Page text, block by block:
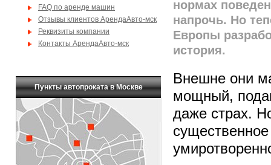
FAQ по аренде машин
Отзывы клиентов АрендаАвто-мск
Реквизиты компании
Контакты АрендаАвто-мск
Пункты автопроката в Москве
нормах
напрочь. Но
Европы
история.
Внешне они
мощный,
даже страх.